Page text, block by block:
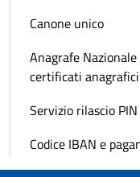
Canone unico
Anagrafe
certificati
Servizio rilascio PIN
Codice IBAN e